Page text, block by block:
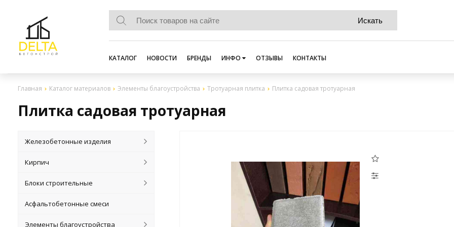
КАТАЛОГ НОВОСТИ БРЕНДЫ ИНФО ОТЗЫВЫ КОНТАКТЫ
Главная Каталог материалов Элементы благоустройства Тротуарная плитка Плитка садовая тротуарная
Плитка садовая тротуарная
Железобетонные изделия
Кирпич
Блоки строительные
Асфальтобетонные смеси
Элементы благоустройства